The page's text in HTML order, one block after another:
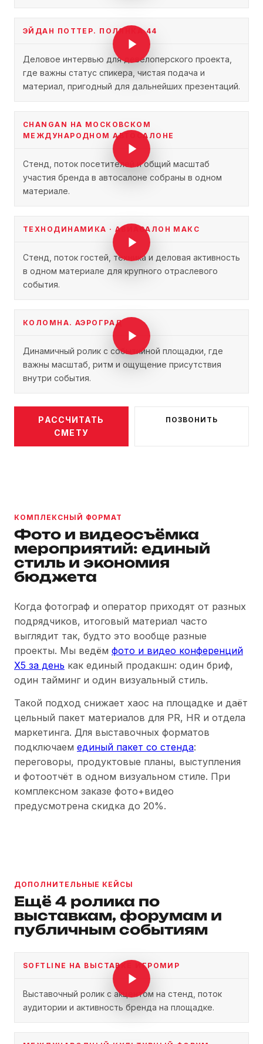
ЭЙДАН ПОТТЕР. ПОЛЯНКА 44
Деловое интервью для девелоперского проекта,
где важны статус спикера, чистая подача и
материал, пригодный для дальнейших презентаций.
CHANGAN НА МОСКОВСКОМ
МЕЖДУНАРОДНОМ АВТОСАЛОНЕ
Стенд, поток посетителей и общий масштаб
участия бренда в автосалоне собраны в одном
материале.
ТЕХНОДИНАМИКА · АВИАСАЛОН МАКС
Стенд, поток гостей, техника и деловая активность
в одном материале для крупного отраслевого
события.
КОЛОМНА. АЭРОГРАД
Динамичный ролик с событийной площадки, где
важны масштаб, ритм и ощущение присутствия
внутри события.
РАССЧИТАТЬ
СМЕТУ
ПОЗВОНИТЬ
КОМПЛЕКСНЫЙ ФОРМАТ
Фото и видеосъёмка
мероприятий: единый
стиль и экономия
бюджета
Когда фотограф и оператор приходят от разных
подрядчиков, итоговый материал часто
выглядит так, будто это вообще разные
проекты. Мы ведём фото и видео конференций
X5 за день как единый продакшн: один бриф,
один тайминг и один визуальный стиль.
Такой подход снижает хаос на площадке и даёт
цельный пакет материалов для PR, HR и отдела
маркетинга. Для выставочных форматов
подключаем единый пакет со стенда:
переговоры, продуктовые планы, выступления
и фотоотчёт в одном визуальном стиле. При
комплексном заказе фото+видео
предусмотрена скидка до 20%.
ДОПОЛНИТЕЛЬНЫЕ КЕЙСЫ
Ещё 4 ролика по
выставкам, форумам и
публичным событиям
SOFTLINE НА ВЫСТАВКЕ ИГРОМИР
Выставочный ролик с акцентом на стенд, поток
аудитории и активность бренда на площадке.